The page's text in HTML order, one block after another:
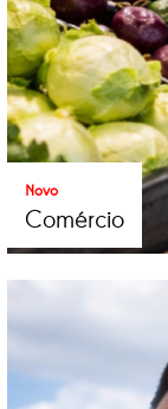
Novo
Comércio